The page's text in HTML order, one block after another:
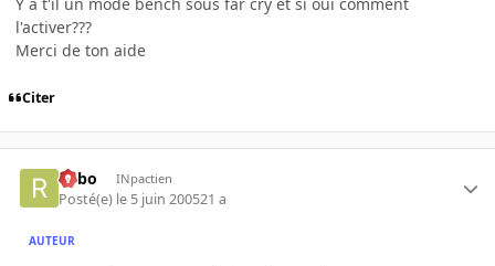
l'activer???
Merci de ton aide
Citer
risbo INpactien
Posté(e) le 5 juin 200521 a
AUTEUR